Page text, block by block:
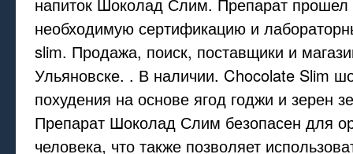
необходимую сертификацию и
slim. Продажа, поиск, поставщики и
Ульяновске. . В наличии. Chocolate Slim
похудения на основе ягод годжи и зерен
Препарат Шоколад Слим безопасен для
человека, что также позволяет